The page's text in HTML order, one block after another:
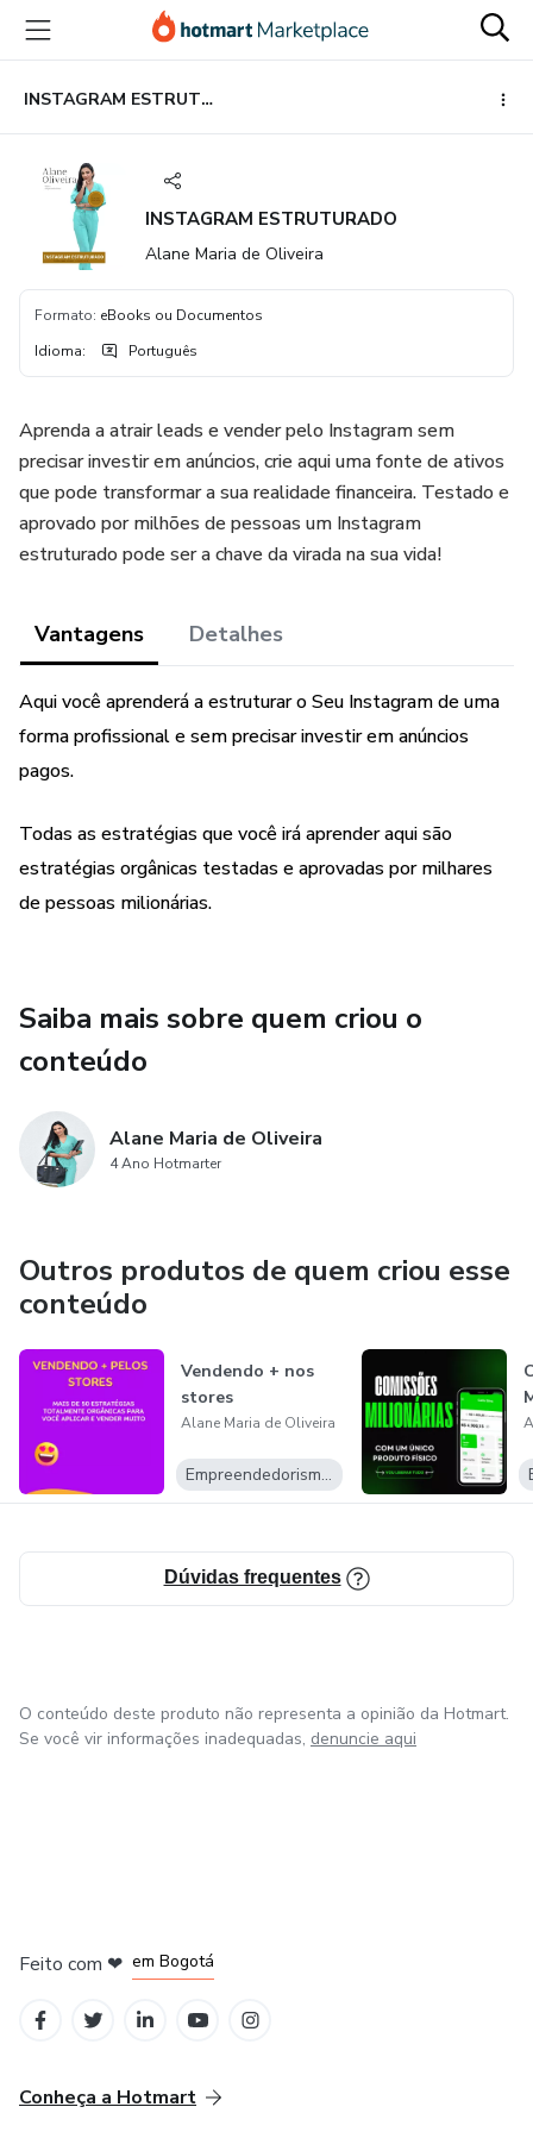
para
conteúdo
principal
para
pagamento
para
rodapé
INSTAGRAM ESTRUTURADO
INSTAGRAM ESTRUTURADO
Alane Maria de Oliveira
Formato: eBooks ou Documentos
Idioma: Português
Aprenda a atrair leads e vender pelo Instagram sem
precisar investir em anúncios, crie aqui uma fonte de ativos
que pode transformar a sua realidade financeira. Testado e
aprovado por milhões de pessoas um Instagram
estruturado pode ser a chave da virada na sua vida!
Vantagens Detalhes
Aqui você aprenderá a estruturar o Seu Instagram de uma
forma profissional e sem precisar investir em anúncios
pagos.
Todas as estratégias que você irá aprender aqui são
estratégias orgânicas testadas e aprovadas por milhares
de pessoas milionárias.
Saiba mais sobre quem criou o
conteúdo
Alane Maria de Oliveira
4 Ano Hotmarter
Outros produtos de quem criou esse
conteúdo
Vendendo + nos
stores
Alane Maria de Oliveira
Empreendedorismo Digital
Dúvidas frequentes
O conteúdo deste produto não representa a opinião da Hotmart.
Se você vir informações inadequadas, denuncie aqui
Feito com ❤ em Bogotá
Conheça a Hotmart